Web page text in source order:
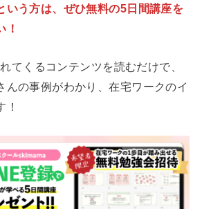
いう方は、ぜひ無料の5日間講座を
！
てくるコンテンツを読むだけで、
んの事例がわかり、在宅ワークのイ
！